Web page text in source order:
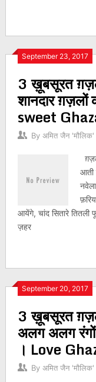
September 23, 2017
3 ख़ूबसूरत
शानदार
sweet
By अमित जैन 'मौलिक'
आती
आयेंगे, चांद सितारे तितली
ज़हर
September 20, 2017
3 ख़ूबसूरत
अलग अलग रंगों
। Love
By अमित जैन 'मौलिक'